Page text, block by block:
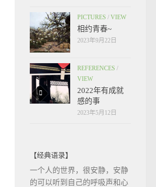
PICTURES / VIEW
相约青春~
2023年9月22日
REFERENCES /
VIEW
2022年有成就
感的事
2023年5月12日
【经典语录】
一个人的世界，很安静，安静
的可以听到自己的呼吸声和心